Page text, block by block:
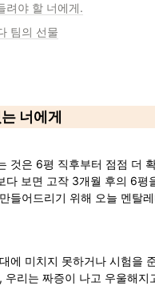
려야 할 너에게.
팀의 선물
너에게
것은 6평 직후부터 점점 더
다 보면 고작 3개월 후의 6평
들어드리기 위해 오늘 멘탈
에 미치지 못하거나 시험을
우리는 짜증이 나고 우울해